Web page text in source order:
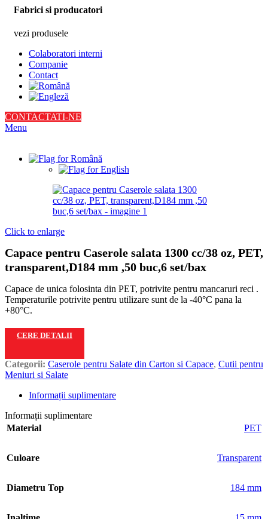
Fabrici si producatori
vezi produsele
Colaboratori interni
Companie
Contact
CONTACTATI-NE
Menu
Click to enlarge
Capace pentru Caserole salata 1300 cc/38 oz, PET,
transparent,D184 mm ,50 buc,6 set/bax
Capace de unica folosinta din PET, potrivite pentru mancaruri reci .
Temperaturile potrivite pentru utilizare sunt de la -40°C pana la
+80°C.
CERE DETALII
Categorii: Caserole pentru Salate din Carton si Capace, Cutii pentru
Meniuri si Salate
Informații suplimentare
Informații suplimentare
Material
PET
Culoare Transparent
Diametru Top 184 mm